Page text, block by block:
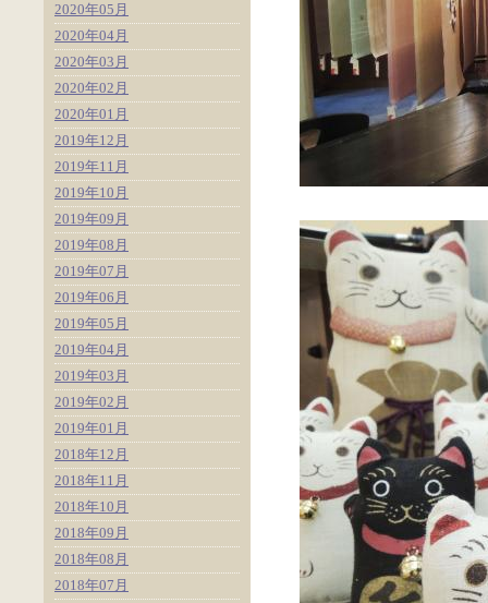
2020年05月
2020年04月
2020年03月
2020年02月
2020年01月
2019年12月
2019年11月
2019年10月
2019年09月
2019年08月
2019年07月
2019年06月
2019年05月
2019年04月
2019年03月
2019年02月
2019年01月
2018年12月
2018年11月
2018年10月
2018年09月
2018年08月
2018年07月